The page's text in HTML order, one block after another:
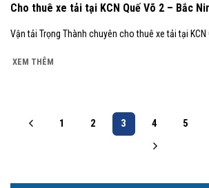
Cho thuê xe tải tại KCN Quế Võ 2 – Bắc
Vận tải Trọng Thành chuyên cho thuê xe tải tại KCN
XEM THÊM
1 2 3 4 5